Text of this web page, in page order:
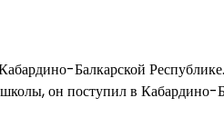
Балкарской
он поступил в Кабардино-